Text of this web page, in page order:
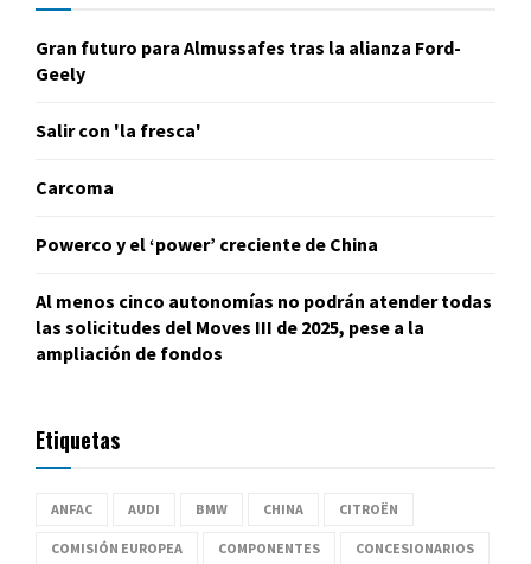
Gran futuro para Almussafes tras la alianza Ford-
Geely
Salir con 'la fresca'
Carcoma
Powerco y el ‘power’ creciente de China
Al menos cinco autonomías no podrán atender todas
las solicitudes del Moves III de 2025, pese a la
ampliación de fondos
Etiquetas
ANFAC AUDI BMW CHINA CITROËN
COMISIÓN EUROPEA COMPONENTES CONCESIONARIOS